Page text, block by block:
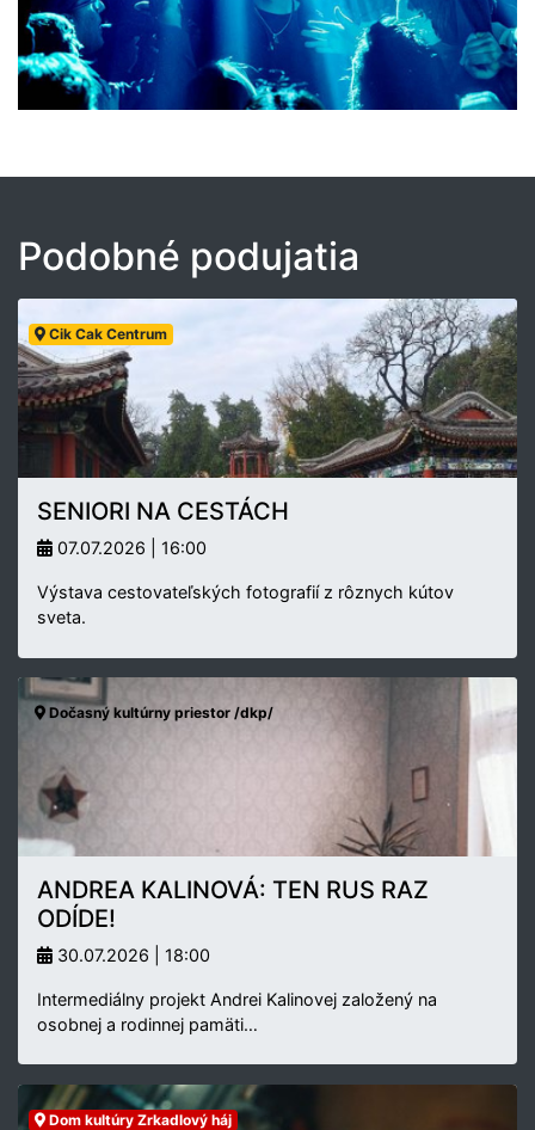
Podobné podujatia
Cik Cak Centrum
SENIORI NA CESTÁCH
07.07.2026 | 16:00
Výstava cestovateľských fotografií z rôznych kútov
sveta.
Dočasný kultúrny priestor /dkp/
ANDREA KALINOVÁ: TEN RUS RAZ
ODÍDE!
30.07.2026 | 18:00
Intermediálny projekt Andrei Kalinovej založený na
osobnej a rodinnej pamäti…
Dom kultúry Zrkadlový háj